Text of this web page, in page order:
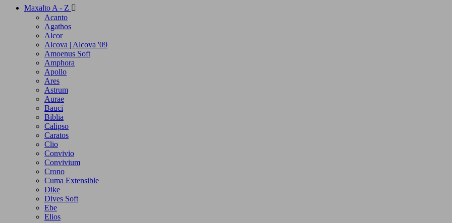
Maxalto A - Z 
Acanto
Agathos
Alcor
Alcova | Alcova '09
Amoenus Soft
Amphora
Apollo
Ares
Astrum
Aurae
Bauci
Biblia
Calipso
Caratos
Clio
Convivio
Convivium
Crono
Cuma Extensible
Dike
Dives Soft
Ebe
Elios